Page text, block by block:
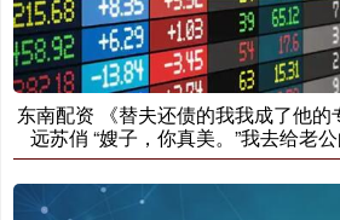
东南配资 《替夫还债的我我成了他
远苏俏 “嫂子，你真美。”我去给老